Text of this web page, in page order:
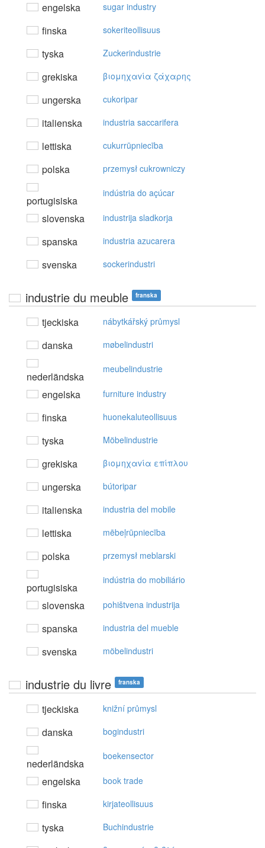
engelska sugar industry
finska sokeriteollisuus
tyska Zuckerindustrie
grekiska βιoμηχαvία ζάχαρης
ungerska cukoripar
italienska industria saccarifera
lettiska cukurrūpniecība
polska przemysł cukrowniczy
portugisiska
indústria do açúcar
slovenska industrija sladkorja
spanska industria azucarera
svenska sockerindustri
industrie du meuble franska
tjeckiska nábytkářský průmysl
danska møbelindustri
nederländska
meubelindustrie
engelska furniture industry
finska huonekaluteollisuus
tyska Möbelindustrie
grekiska βιoμηχαvία επίπλoυ
ungerska bútoripar
italienska industria del mobile
lettiska mēbeļrūpniecība
polska przemysł meblarski
portugisiska
indústria do mobiliário
slovenska pohištvena industrija
spanska industria del mueble
svenska möbelindustri
industrie du livre franska
tjeckiska knižní průmysl
danska bogindustri
nederländska
boekensector
engelska book trade
finska kirjateollisuus
tyska Buchindustrie